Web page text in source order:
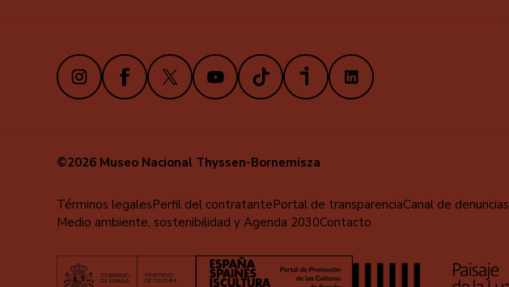
InstagramFacebook
X YoutubeTikTokiVoox LinkedIn
©2026 Museo Nacional Thyssen-Bornemisza
Menú
al
Términos legalesPerfil del contratantePortal de transparenciaCanal de denuncias
Medio ambiente, sostenibilidad y Agenda 2030Contacto